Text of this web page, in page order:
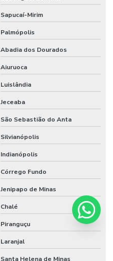
Sapucaí-Mirim
Palmópolis
Abadia dos Dourados
Aiuruoca
Luislândia
Jeceaba
São Sebastião do Anta
Silvianópolis
Indianópolis
Córrego Fundo
Jenipapo de Minas
Chalé
Piranguçu
Laranjal
Santa Helena de Minas